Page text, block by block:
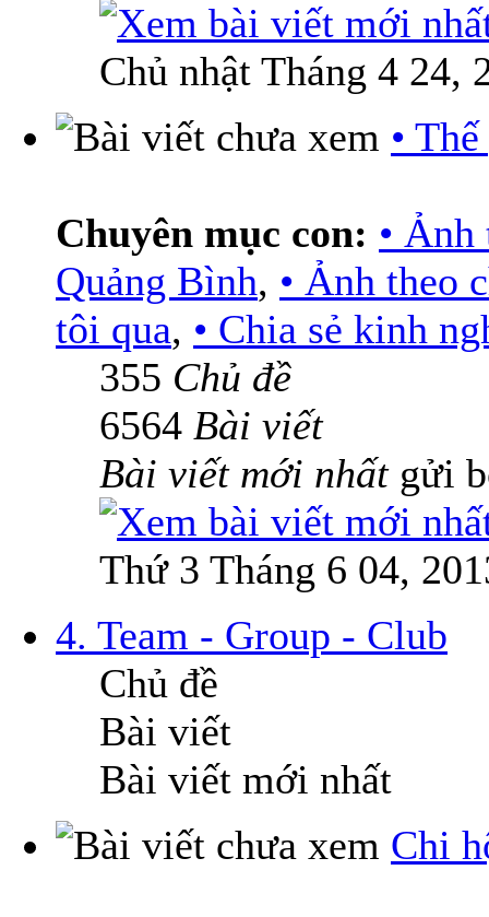
Chủ nhật Tháng 4 24,
•
Chuyên mục con: •
Quảng Bình, • Ảnh theo
tôi qua, • Chia sẻ kinh
355 Chủ đề
6564 Bài viết
Bài viết mới nhấtgửi
Thứ 3 Tháng 6 04,
4. Team - Group - Club
Chủ đề
Bài viết
Bài viết mới nhất
Chi